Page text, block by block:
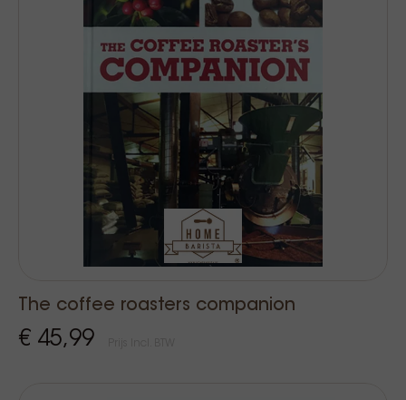
The coffee roasters companion
€ 45,99